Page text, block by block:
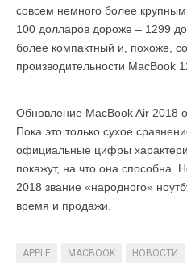
совсем немного более
100 долларов дороже – 1299
более компактный и, похоже,
производительности MacBook
Обновление MacBook Air 2018
Пока это только сухое
официальные цифры
покажут, на что она способна.
2018 звание «народного»
время и продажи.
APPLE MACBOOK НОВОСТИ